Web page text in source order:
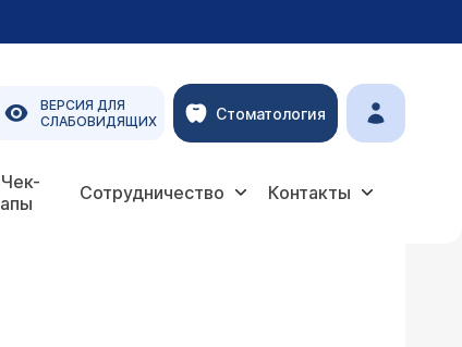
ВЕРСИЯ ДЛЯ
СЛАБОВИДЯЩИХ
Стоматология
Чек-
апы
Сотрудничество Контакты